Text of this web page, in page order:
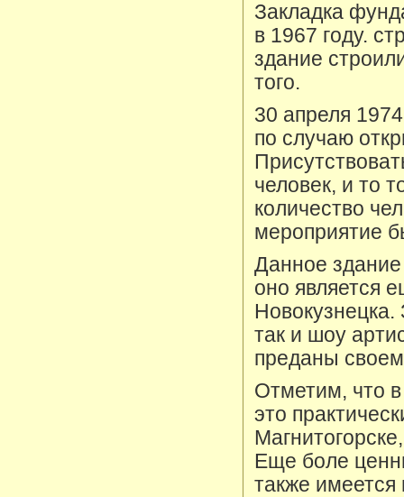
Закладка
в 1967 году.
здание
того.
30 апреля
по случаю
человек, и то
количество
мероприятие
Данное здание
оно является
Новокузнецка.
так и шоу
преданы
Отметим, что
это
Еще боле
также имеется